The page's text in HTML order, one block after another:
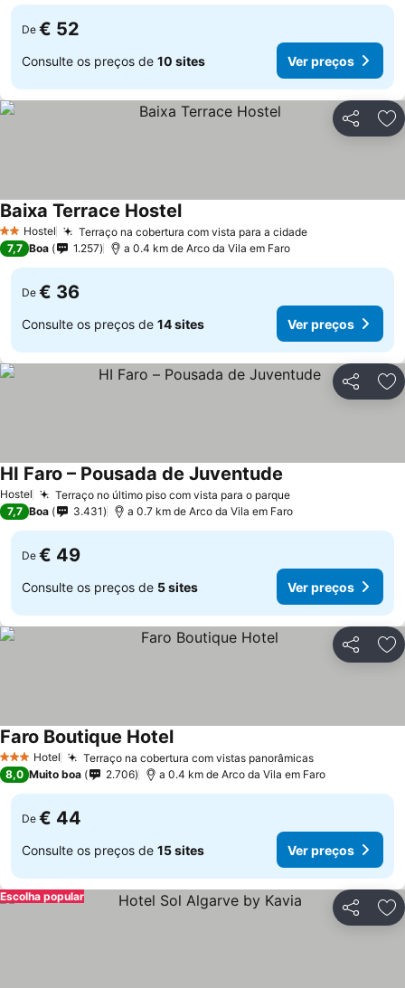
De € 52
Consulte os preços de 10 sites Ver preços
Partilhar
2 Estrelas
Hostel Terraço na cobertura com vista para a cidade
Baixa Terrace Hostel
7,7 Boa 1.257 a 0.4 km de Arco da Vila em Faro
De € 36
Consulte os preços de 14 sites Ver preços
Partilhar
Hostel Terraço no último piso com vista para o parque
HI Faro – Pousada de Juventude
7,7 Boa 3.431 a 0.7 km de Arco da Vila em Faro
De € 49
Consulte os preços de 5 sites Ver preços
Partilhar
3 EstrelasHotel Terraço na cobertura com vistas panorâmicas
Faro Boutique Hotel
8,0 Muito boa 2.706 a 0.4 km de Arco da Vila em Faro
De € 44
Consulte os preços de 15 sites Ver preços
Partilhar
Escolha popular